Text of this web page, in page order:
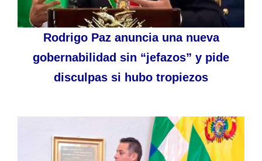
Rodrigo Paz anuncia una nueva
gobernabilidad sin “jefazos” y pide
disculpas si hubo tropiezos